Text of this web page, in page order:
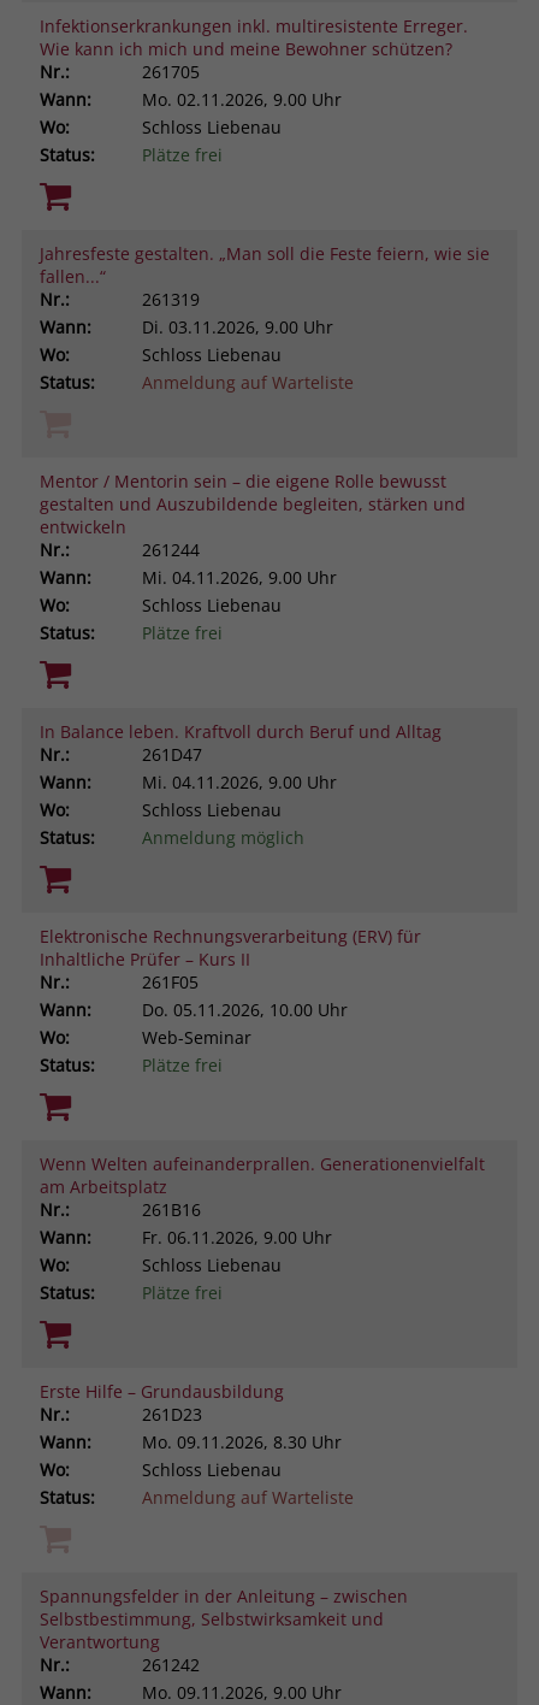
Infektionserkrankungen inkl. multiresistente Erreger.
Wie kann ich mich und meine Bewohner schützen?
Nr.:
261705
Wann:
Mo. 02.11.2026, 9.00 Uhr
Wo:
Schloss Liebenau
Status:
Plätze frei
Jahresfeste gestalten. „Man soll die Feste feiern, wie sie
fallen...“
Nr.:
261319
Wann:
Di. 03.11.2026, 9.00 Uhr
Wo:
Schloss Liebenau
Status:
Anmeldung auf Warteliste
Mentor / Mentorin sein – die eigene Rolle bewusst
gestalten und Auszubildende begleiten, stärken und
entwickeln
Nr.:
261244
Wann:
Mi. 04.11.2026, 9.00 Uhr
Wo:
Schloss Liebenau
Status:
Plätze frei
In Balance leben. Kraftvoll durch Beruf und Alltag
Nr.:
261D47
Wann:
Mi. 04.11.2026, 9.00 Uhr
Wo:
Schloss Liebenau
Status:
Anmeldung möglich
Elektronische Rechnungsverarbeitung (ERV) für
Inhaltliche Prüfer – Kurs II
Nr.:
261F05
Wann:
Do. 05.11.2026, 10.00 Uhr
Wo:
Web-Seminar
Status:
Plätze frei
Wenn Welten aufeinanderprallen. Generationenvielfalt
am Arbeitsplatz
Nr.:
261B16
Wann:
Fr. 06.11.2026, 9.00 Uhr
Wo:
Schloss Liebenau
Status:
Plätze frei
Erste Hilfe – Grundausbildung
Nr.:
261D23
Wann:
Mo. 09.11.2026, 8.30 Uhr
Wo:
Schloss Liebenau
Status:
Anmeldung auf Warteliste
Spannungsfelder in der Anleitung – zwischen
Selbstbestimmung, Selbstwirksamkeit und
Verantwortung
Nr.:
261242
Wann:
Mo. 09.11.2026, 9.00 Uhr